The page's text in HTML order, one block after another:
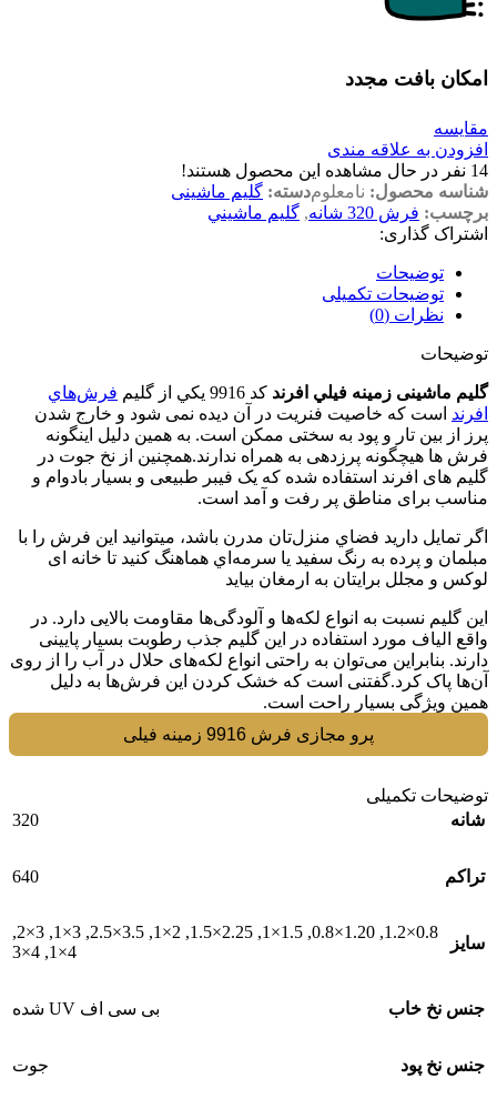
امکان بافت مجدد
مقایسه
افزودن به علاقه مندی
14 نفر در حال مشاهده این محصول هستند!
شناسه محصول: نامعلومدسته: گلیم ماشینی
برچسب: فرش 320 شانه , گليم ماشيني
اشتراک گذاری:
توضیحات
توضیحات تکمیلی
نظرات (0)
توضیحات
گلیم ماشینی زمینه فيلي افرند كد 9916 يكي از گليم‌
فرش‌هاي
افرند است كه خاصیت فنریت در آن دیده نمی شود و خارج شدن
پرز از بین تار و پود به سختی ممکن است. به همین دلیل اینگونه
فرش ها هیچگونه پرزدهی به‌ همراه ندارند.همچنین از نخ جوت در
گلیم های افرند استفاده شده که یک فیبر طبیعی و بسیار بادوام و
مناسب برای مناطق پر رفت و آمد است.
اگر تمايل داريد فضاي منزل‌تان مدرن باشد، میتوانید این فرش را با
مبلمان و پرده به رنگ سفید یا سرمه‌اي هماهنگ کنید تا خانه ای
لوکس و مجلل برایتان به ارمغان بیاید
اين گليم نسبت به انواع لکه‌ها و آلودگی‌ها مقاومت بالایی دارد. در
واقع الیاف مورد استفاده در این گلیم جذب رطوبت بسیار پایینی
دارند. بنابراین می‌توان به راحتی انواع لکه‌های حلال در آب را از روی
آن‌ها پاک کرد.گفتنی است که خشک کردن این فرش‌ها به دلیل
همین ویژگی بسیار راحت است.
پرو مجازی فرش 9916 زمینه فیلی
توضیحات تکمیلی
شانه
320
تراکم 640
سایز
0.8×1.2
,
1.20×0.8
,
1.5×1
,
2.25×1.5
,
2×1
,
3.5×2.5
,
3×1
,
3×2
,
4×1
,
4×3
جنس نخ خاب بی سی اف UV شده
جنس نخ پود جوت